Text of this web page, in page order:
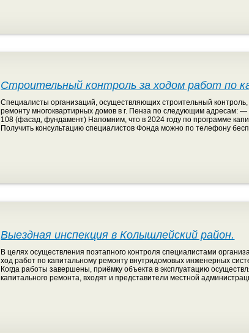
Строительный контроль за ходом работ по
Специалисты организаций, осуществляющих строительный
ремонту многоквартирных домов в г. Пенза по следующим
108 (фасад, фундамент) Напомним, что в 2024 году по программе
Получить консультацию специалистов Фонда можно по телефону
Выездная инспекция в Колышлейский район.
В целях осуществления поэтапного контроля специалистами
ход работ по капитальному ремонту внутридомовых инженерных
Когда работы завершены, приёмку объекта в эксплуатацию
капитального ремонта, входят и представители местной